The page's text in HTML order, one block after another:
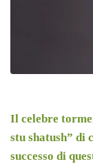
Il celebre
stu shatush” di
successo di